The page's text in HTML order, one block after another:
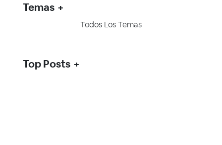
Temas
Todos Los Temas
Top Posts